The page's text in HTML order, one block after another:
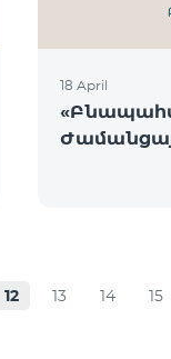
18 April
12 13 14 15